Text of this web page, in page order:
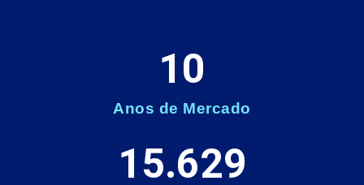
Anos de Mercado
10
15.629